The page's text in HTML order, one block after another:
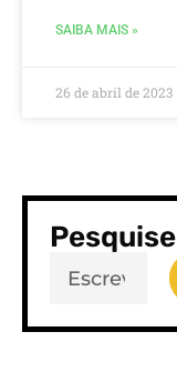
SAIBA MAIS »
26 de abril de 2023
Pesquise